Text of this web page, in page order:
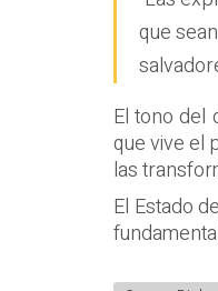
que
El tono del
que vive el
las
El Estado